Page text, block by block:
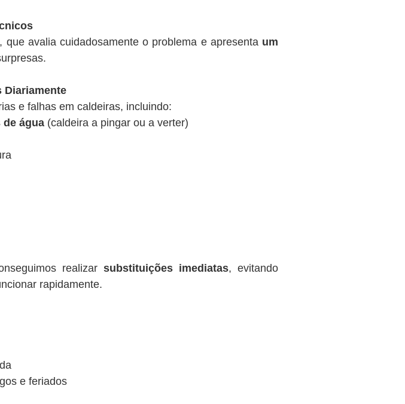
avalia cuidadosamente o problema e apresenta um
Diariamente
e falhas em caldeiras, incluindo:
de água (caldeira a pingar ou a verter)
realizar substituições imediatas, evitando
rapidamente.
e feriados